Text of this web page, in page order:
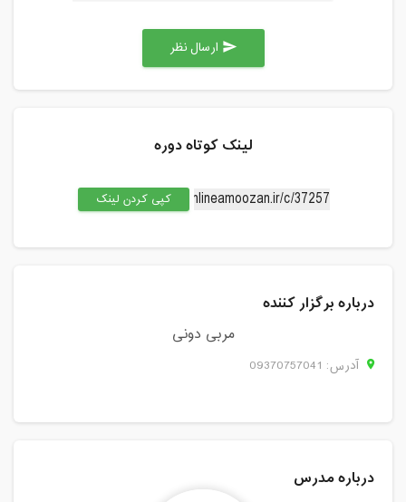
send
لینک کوتاه دوره
کپی کردن لینک
درباره برگزار کننده
مربی دونی
آدرس: 09370757041
درباره مدرس